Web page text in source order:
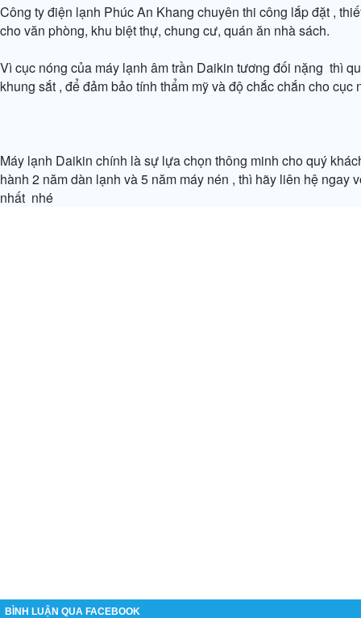
Công ty điện lạnh Phúc An Khang chuyên thi công lắp đặt ,
cho văn phòng, khu biệt thự, chung cư, quán ăn nhà sách.
Vì cục nóng của máy lạnh âm trần Daikin tương đối nặng thì
khung sắt , để đảm bảo tính thẩm mỹ và độ chắc chắn cho cục
Máy lạnh Daikin chính là sự lựa chọn thông minh cho quý
hành 2 năm dàn lạnh và 5 năm máy nén , thì hãy liên hệ ngay
nhất nhé
BÌNH LUẬN QUA FACEBOOK